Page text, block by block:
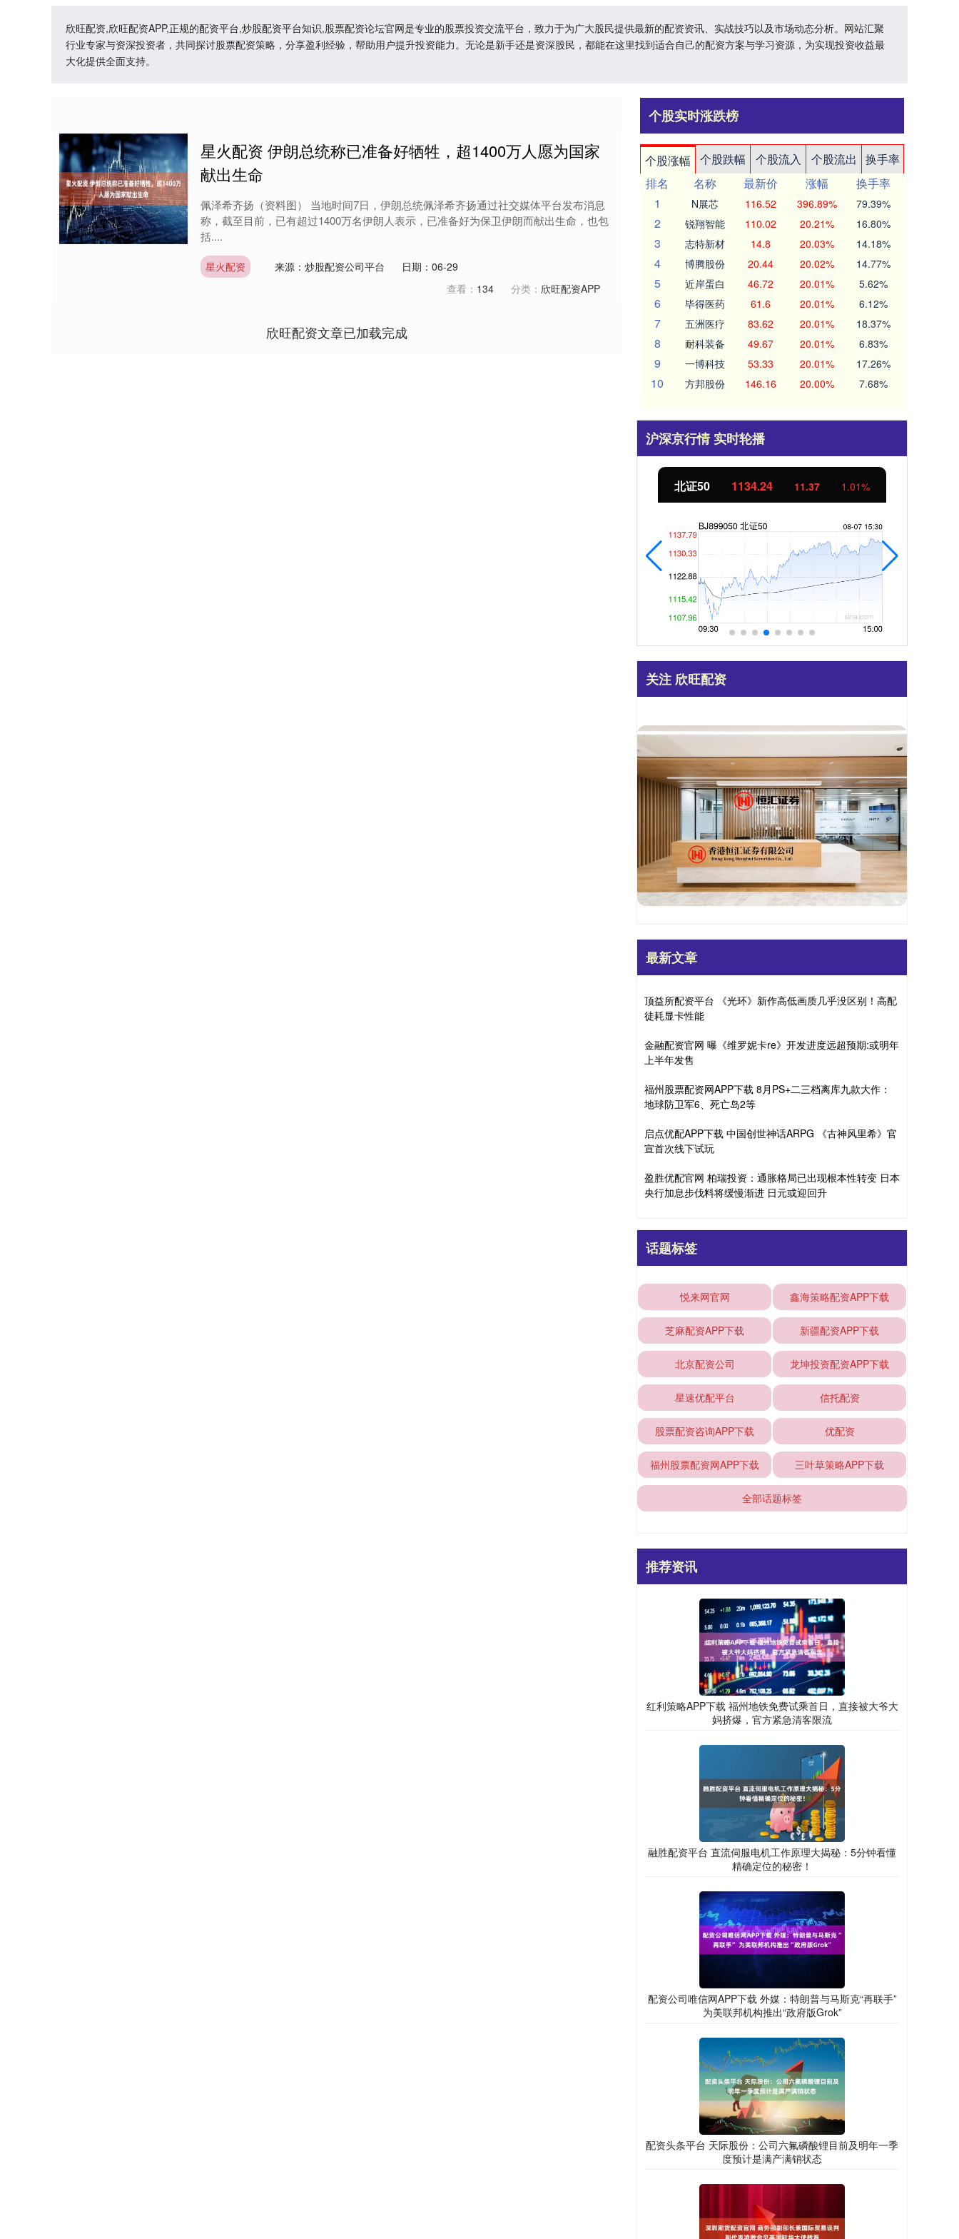
欣旺配资,欣旺配资APP,正规的配资平台,炒股配资平台知识,股票配资论坛官网是专业的股票投资交流平台，致力于为广大股民提供最新的配资资讯、实战技巧以及市场动态分析。网站汇聚
行业专家与资深投资者，共同探讨股票配资策略，分享盈利经验，帮助用户提升投资能力。无论是新手还是资深股民，都能在这里找到适合自己的配资方案与学习资源，为实现投资收益最
大化提供全面支持。
星火配资 伊朗总统称已准备好牺牲，超1400万人愿为国家
献出生命
佩泽希齐扬（资料图） 当地时间7日，伊朗总统佩泽希齐扬通过社交媒体平台发布消息
称，截至目前，已有超过1400万名伊朗人表示，已准备好为保卫伊朗而献出生命，也包
括....
星火配资 来源：炒股配资公司平台
日期：06-29
查看： 134 分类： 欣旺配资APP
欣旺配资文章已加载完成
个股实时涨跌榜
个股涨幅 个股跌幅 个股流入 个股流出
换手率
排名
名称 最新价 涨幅
换手率
1
N展芯 116.52 396.89% 79.39%
2 锐翔智能 110.02 20.21% 16.80%
3 志特新材 14.8 20.03% 14.18%
4 博腾股份 20.44 20.02% 14.77%
5 近岸蛋白 46.72 20.01% 5.62%
6 毕得医药 61.6 20.01% 6.12%
7 五洲医疗 83.62 20.01% 18.37%
8 耐科装备 49.67 20.01% 6.83%
9 一博科技 53.33 20.01% 17.26%
10 方邦股份 146.16 20.00% 7.68%
沪深京行情 实时轮播
创业板指 3563.12 47.56 1.35%
关注 欣旺配资
最新文章
顶益所配资平台 《光环》新作高低画质几乎没区别！高配
徒耗显卡性能
金融配资官网 曝《维罗妮卡re》开发进度远超预期:或明年
上半年发售
福州股票配资网APP下载 8月PS+二三档离库九款大作：
地球防卫军6、死亡岛2等
启点优配APP下载 中国创世神话ARPG 《古神风里希》官
宣首次线下试玩
盈胜优配官网 柏瑞投资：通胀格局已出现根本性转变 日本
央行加息步伐料将缓慢渐进 日元或迎回升
话题标签
悦来网官网 鑫海策略配资APP下载
芝麻配资APP下载 新疆配资APP下载
北京配资公司 龙坤投资配资APP下载
星速优配平台 信托配资
股票配资咨询APP下载 优配资
福州股票配资网APP下载 三叶草策略APP下载
全部话题标签
推荐资讯
红利策略APP下载 福州地铁免费试乘首日，直接被大爷大
妈挤爆，官方紧急清客限流
融胜配资平台 直流伺服电机工作原理大揭秘：5分钟看懂
精确定位的秘密！
配资公司唯信网APP下载 外媒：特朗普与马斯克“再联手”
为美联邦机构推出“政府版Grok”
配资头条平台 天际股份：公司六氟磷酸锂目前及明年一季
度预计是满产满销状态